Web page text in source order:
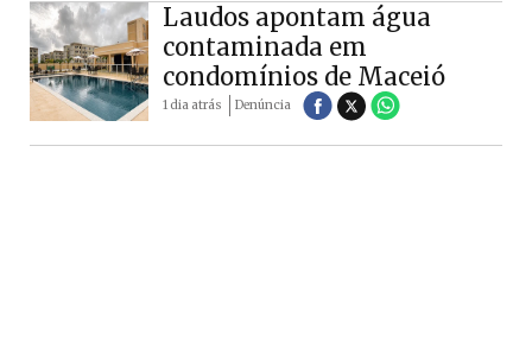
Laudos apontam água
contaminada em
condomínios de Maceió
1 dia atrás Denúncia